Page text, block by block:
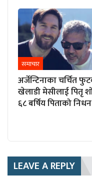
समाचार
अर्जेन्टिनाका चर्चित
खेलाडी मेसीलाई पितृ
६८ बर्षिय पिताको निधन
LEAVE A REPLY